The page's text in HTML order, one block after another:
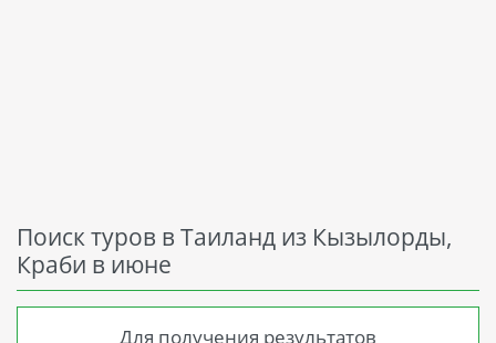
Поиск туров в Таиланд из Кызылорды,
Краби в июне
Для получения результатов